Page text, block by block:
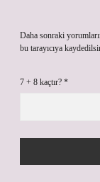
Daha sonraki
bu tarayıcıya
7 + 8 kaçtır? *